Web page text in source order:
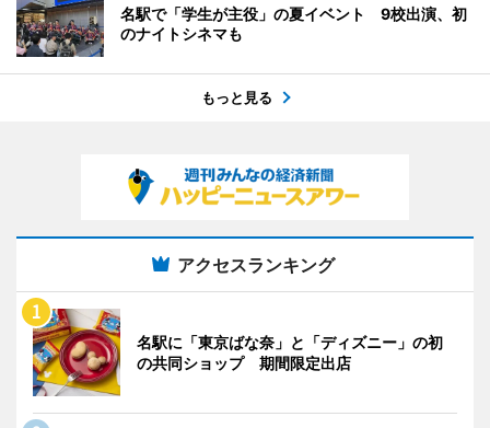
名駅で「学生が主役」の夏イベント 9校出演、初
のナイトシネマも
もっと見る
アクセスランキング
名駅に「東京ばな奈」と「ディズニー」の初
の共同ショップ 期間限定出店